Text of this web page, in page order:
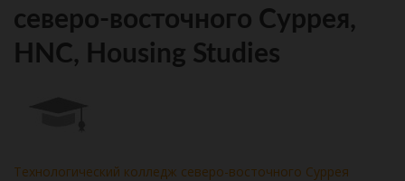
северо-восточного Суррея,
HNC, Housing Studies
Технологический колледж северо-восточного Суррея